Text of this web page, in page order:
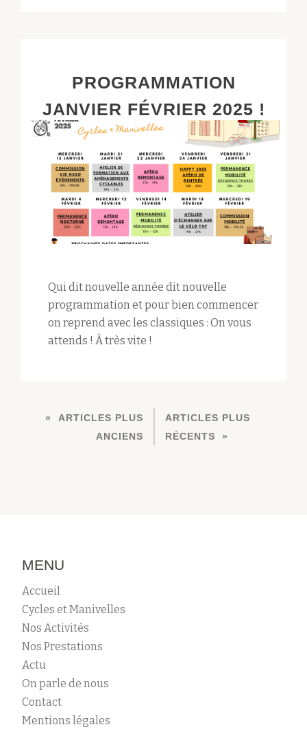
PROGRAMMATION
JANVIER FÉVRIER 2025 !
Qui dit nouvelle année dit nouvelle
programmation et pour bien commencer
on reprend avec les classiques : On vous
attends ! À très vite !
O
D
E
S
A
R
T
C
L
ARTICLES PLUS
ANCIENS
ARTICLES PLUS
RÉCENTS
MENU
Accueil
Cycles et Manivelles
Nos Activités
Nos Prestations
Actu
On parle de nous
Contact
Mentions légales